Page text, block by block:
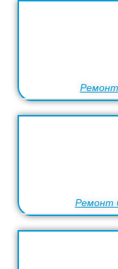
Ремонт
Ремонт